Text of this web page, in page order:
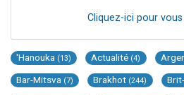
Cliquez-ici pour
'Hanouka (13) Actualité (4)
Bar-Mitsva (7) Brakhot (244)